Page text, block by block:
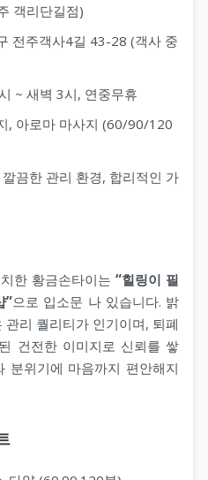
객리단길점)
전주객사4길 43-28 (객사 중
~ 새벽 3시, 연중무휴
, 아로마 마사지 (60/90/120
끔한 관리 환경, 합리적인 가
한 황금손타이는 “힐링이 필
”으로 입소문 나 있습니다. 밝
리 퀄리티가 인기이며, 퇴폐
건전한 이미지로 신뢰를 쌓
분위기에 마음까지 편안해지